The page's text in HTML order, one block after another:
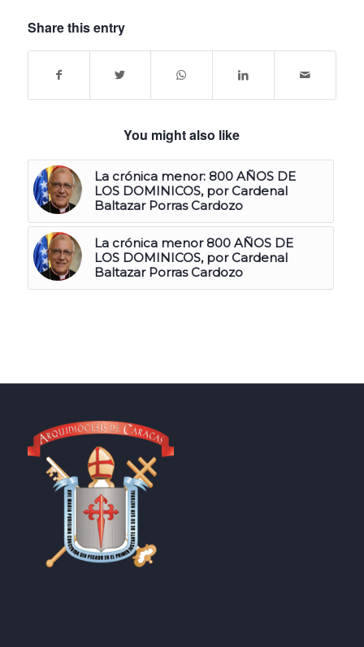
Share this entry
You might also like
La crónica menor: 800 AÑOS DE
LOS DOMINICOS, por Cardenal
Baltazar Porras Cardozo
La crónica menor 800 AÑOS DE
LOS DOMINICOS, por Cardenal
Baltazar Porras Cardozo